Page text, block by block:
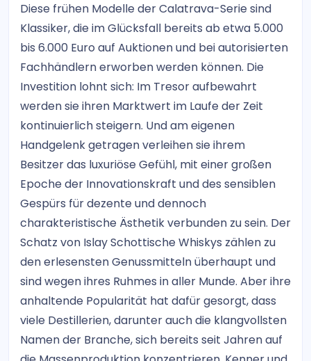
Diese frühen Modelle der Calatrava-Serie sind
Klassiker, die im Glücksfall bereits ab etwa 5.000
bis 6.000 Euro auf Auktionen und bei autorisierten
Fachhändlern erworben werden können. Die
Investition lohnt sich: Im Tresor aufbewahrt
werden sie ihren Marktwert im Laufe der Zeit
kontinuierlich steigern. Und am eigenen
Handgelenk getragen verleihen sie ihrem
Besitzer das luxuriöse Gefühl, mit einer großen
Epoche der Innovationskraft und des sensiblen
Gespürs für dezente und dennoch
charakteristische Ästhetik verbunden zu sein. Der
Schatz von Islay Schottische Whiskys zählen zu
den erlesensten Genussmitteln überhaupt und
sind wegen ihres Ruhmes in aller Munde. Aber ihre
anhaltende Popularität hat dafür gesorgt, dass
viele Destillerien, darunter auch die klangvollsten
Namen der Branche, sich bereits seit Jahren auf